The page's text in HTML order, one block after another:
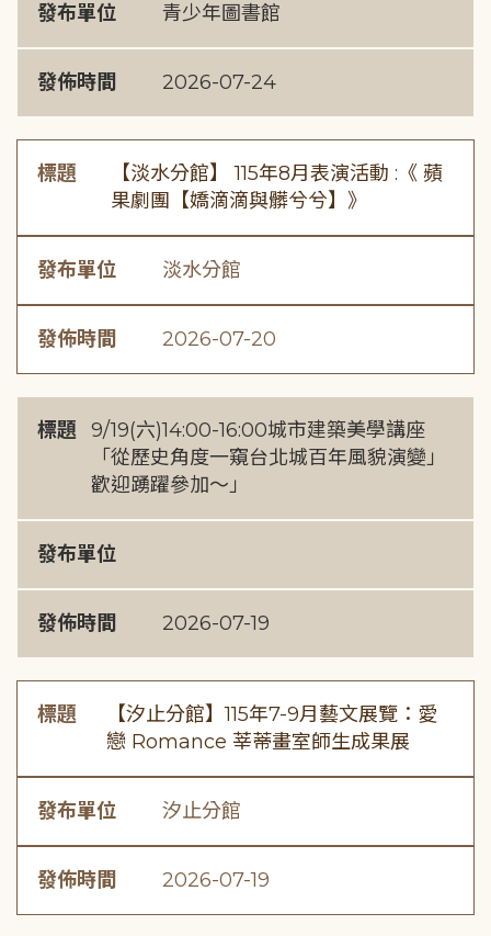
發布單位 青少年圖書館
發佈時間 2026-07-24
標題
【淡水分館】 115年8月表演活動 :《 蘋
果劇團【嬌滴滴與髒兮兮】》
發布單位 淡水分館
發佈時間 2026-07-20
標題 9/19(六)14:00-16:00城市建築美學講座
「從歷史角度一窺台北城百年風貌演變」
歡迎踴躍參加～」
發布單位
發佈時間 2026-07-19
標題
【汐止分館】115年7-9月藝文展覽：愛
戀 Romance 莘蒂畫室師生成果展
發布單位 汐止分館
發佈時間 2026-07-19